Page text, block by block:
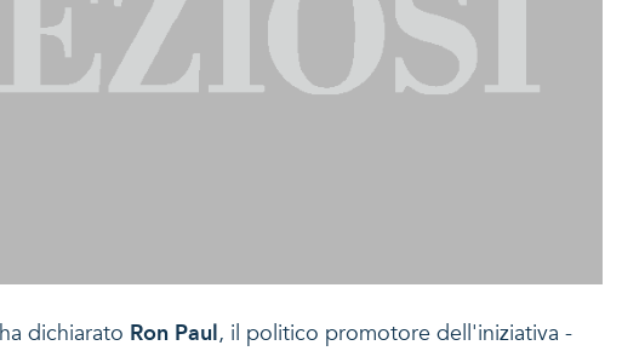
dichiarato Ron Paul, il politico promotore dell'iniziativa -